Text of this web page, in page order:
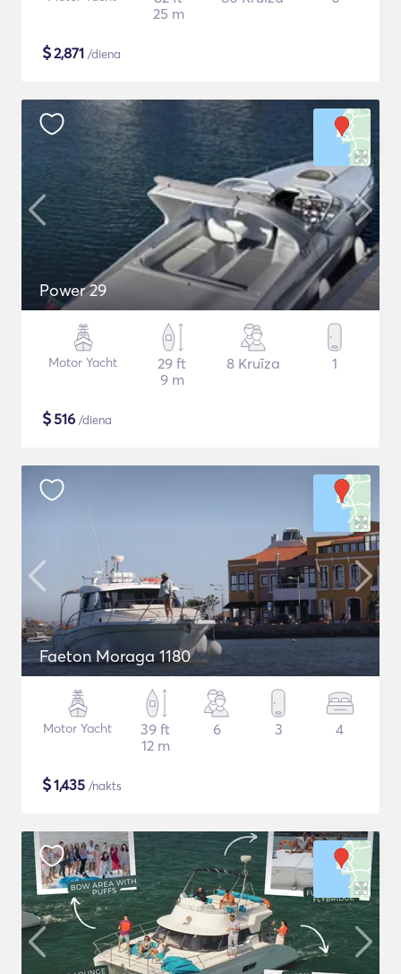
25 m
$2,871 /diena
Power 29
Motor Yacht
29 ft
9 m
8 Kruīza 1
$516 /diena
Faeton Moraga 1180
Motor Yacht
39 ft
12 m
6 3 4
$1,435 /nakts